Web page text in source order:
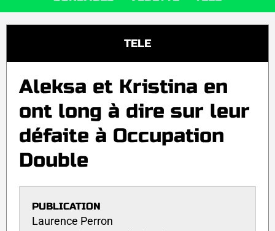
TELE
Aleksa et Kristina en
ont long à dire sur leur
défaite à Occupation
Double
PUBLICATION
Laurence Perron